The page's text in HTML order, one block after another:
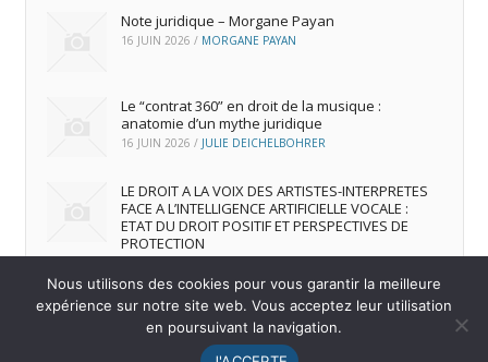
Note juridique – Morgane Payan
16 JUIN 2026 / MORGANE PAYAN
Le “contrat 360” en droit de la musique :
anatomie d’un mythe juridique
16 JUIN 2026 / JULIE DEICHELBOHRER
LE DROIT A LA VOIX DES ARTISTES-INTERPRETES
FACE A L’INTELLIGENCE ARTIFICIELLE VOCALE :
ETAT DU DROIT POSITIF ET PERSPECTIVES DE
PROTECTION
Nous utilisons des cookies pour vous garantir la meilleure
expérience sur notre site web. Vous acceptez leur utilisation
en poursuivant la navigation.